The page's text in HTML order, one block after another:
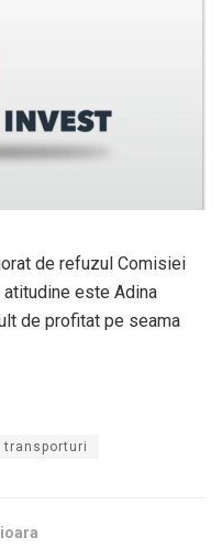
de refuzul Comisiei
atitudine este Adina
de profitat pe seama
transporturi